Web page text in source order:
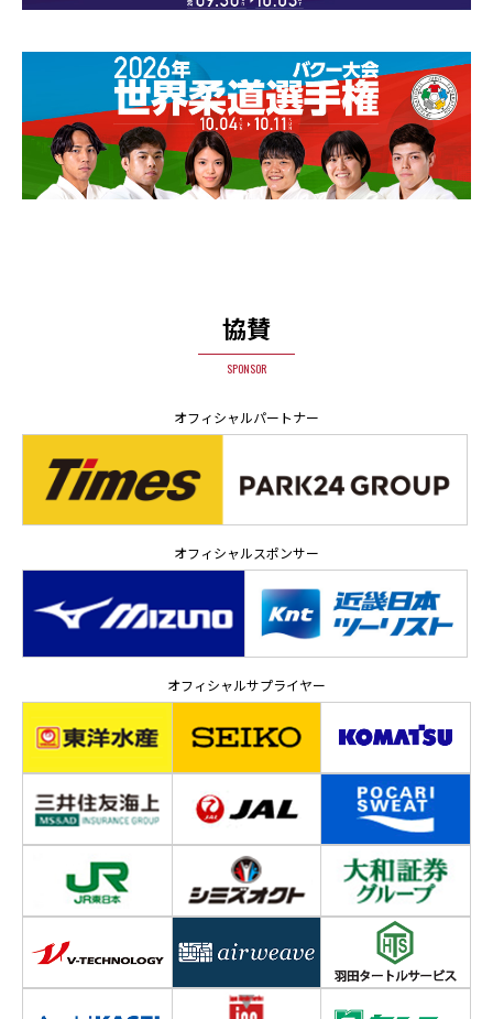
協賛
SPONSOR
オフィシャルパートナー
オフィシャルスポンサー
オフィシャルサプライヤー